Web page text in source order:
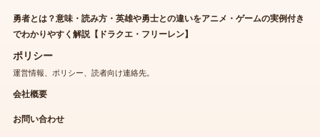
勇者とは？意味・読み方・英雄や勇士との違いをアニメ・ゲームの実例付き
でわかりやすく解説【ドラクエ・フリーレン】
ポリシー
運営情報、ポリシー、読者向け連絡先。
会社概要
お問い合わせ